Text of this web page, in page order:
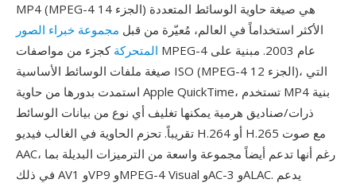
MP4 (MPEG-4 الجزء 14) هي صيغة حاوية الوسائط المتعددة
الأكثر استخداماً في العالم، مُعيّرة من قبل مجموعة خبراء الصور
المتحركة كجزء من مواصفات MPEG-4 عام 2003. مبنية على
صيغة ملفات الوسائط الأساسية ISO (MPEG-4 الجزء 12)، التي
استمدت بدورها من حاوية Apple QuickTime، تستخدم MP4 بنية
ذرات/صناديق هرمية يمكنها تغليف أي نوع من بيانات الوسائط
تقريباً. تحزم الحاوية في الغالب فيديو H.264 أو H.265 مع صوت
AAC، رغم أنها تدعم أيضاً مجموعة واسعة من الترميزات البديلة بما
في ذلك AV1 وVP9 وMPEG-4 Visual وAC-3 وALAC. يدعم